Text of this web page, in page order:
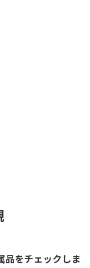
をチェックしま